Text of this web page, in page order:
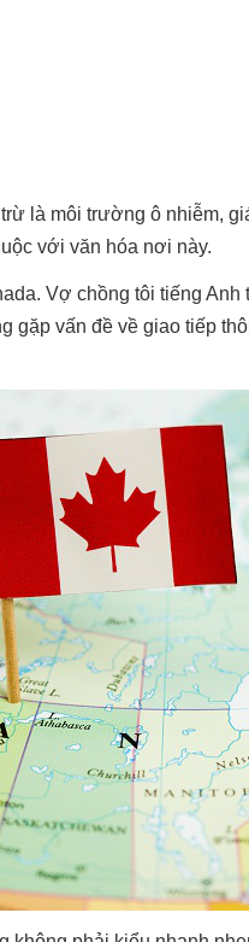
là môi trường ô nhiễm,
với văn hóa nơi này.
Vợ chồng tôi tiếng
vấn đề về giao tiếp